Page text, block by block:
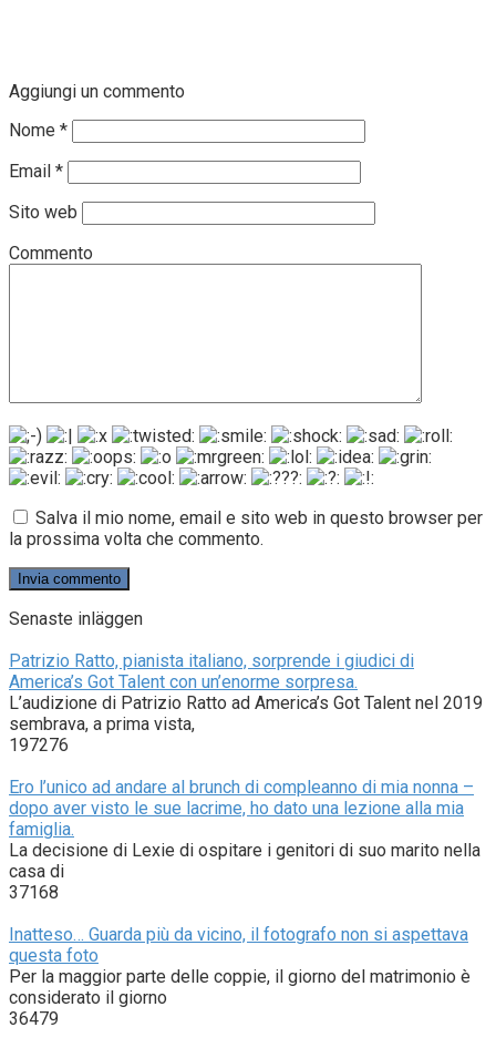
Aggiungi un commento
Nome *
Email *
Sito web
Commento
Salva il mio nome, email e sito web in questo browser per
la prossima volta che commento.
Senaste inläggen
Patrizio Ratto, pianista italiano, sorprende i giudici di
America’s Got Talent con un’enorme sorpresa.
L’audizione di Patrizio Ratto ad America’s Got Talent nel 2019
sembrava, a prima vista,
197276
Ero l’unico ad andare al brunch di compleanno di mia nonna –
dopo aver visto le sue lacrime, ho dato una lezione alla mia
famiglia.
La decisione di Lexie di ospitare i genitori di suo marito nella
casa di
37168
Inatteso… Guarda più da vicino, il fotografo non si aspettava
questa foto
Per la maggior parte delle coppie, il giorno del matrimonio è
considerato il giorno
36479